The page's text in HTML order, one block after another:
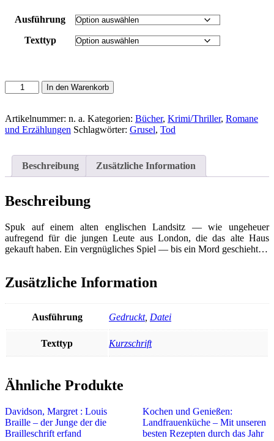
bis
69,00 €
Ausführung
Texttyp
Heyer,
Georgette:
im
Dunkeln
In den Warenkorb
Artikelnummer: n. a. Kategorien: Bücher, Krimi/Thriller, Romane
und Erzählungen Schlagwörter: Grusel, Tod
Beschreibung Zusätzliche Information
Beschreibung
Spuk auf einem alten englischen Landsitz — wie ungeheuer
aufregend für die jungen Leute aus London, die das alte Haus
gekauft haben. Ein vergnügliches Spiel — bis ein Mord geschieht…
Zusätzliche Information
Ausführung Gedruckt, Datei
Texttyp Kurzschrift
Ähnliche Produkte
Davidson, Margret : Louis
Braille – der Junge der die
Brailleschrift erfand
Kochen und Genießen:
Landfrauenküche – Mit unseren
besten Rezepten durch das Jahr